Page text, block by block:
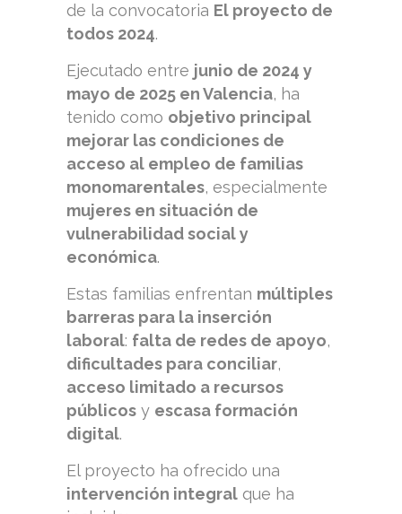
de la convocatoria El proyecto de
todos 2024.
Ejecutado entre junio de 2024 y
mayo de 2025 en Valencia, ha
tenido como objetivo principal
mejorar las condiciones de
acceso al empleo de familias
monomarentales, especialmente
mujeres en situación de
vulnerabilidad social y
económica.
Estas familias enfrentan múltiples
barreras para la inserción
laboral: falta de redes de apoyo,
dificultades para conciliar,
acceso limitado a recursos
públicos y escasa formación
digital.
El proyecto ha ofrecido una
intervención integral que ha